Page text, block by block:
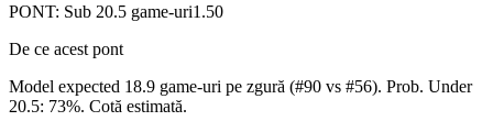
PONT: Sub 20.5 game-uri1.50
De ce acest pont
Model expected 18.9 game-uri pe zgură (#90 vs #56). Prob. Under
20.5: 73%. Cotă estimată.